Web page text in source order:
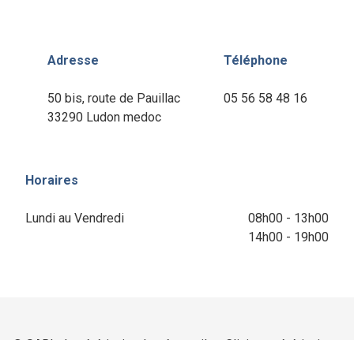
Adresse
50 bis, route de Pauillac
33290 Ludon medoc
Téléphone
05 56 58 48 16
Horaires
Lundi au Vendredi
08h00 - 13h00
14h00 - 19h00